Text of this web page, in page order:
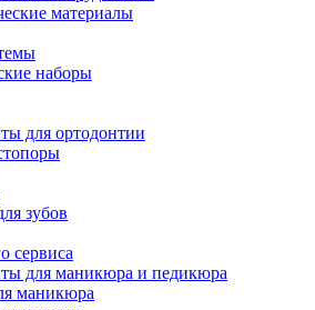
материалы
наборы
для ортодонтии
зубов
сервиса
для маникюра и педикюра
маникюра